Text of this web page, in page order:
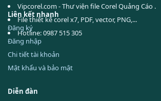
Vipcorel.com - Thư viện file Corel Quảng Cáo .
File thiết kế corel x7, PDF, vector, PNG,...
Hotline: 0987 515 305
Liên kết nhanh
Đăng ký
Đăng nhập
Chi tiết tài khoản
Mật khẩu và bảo mật
Diễn đàn